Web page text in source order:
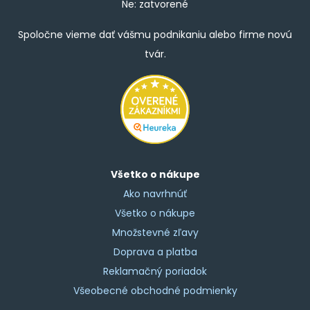
Ne: zatvorené
Spoločne vieme dať vášmu podnikaniu alebo firme novú
tvár.
Všetko o nákupe
Ako navrhnúť
Všetko o nákupe
Množstevné zľavy
Doprava a platba
Reklamačný poriadok
Všeobecné obchodné podmienky